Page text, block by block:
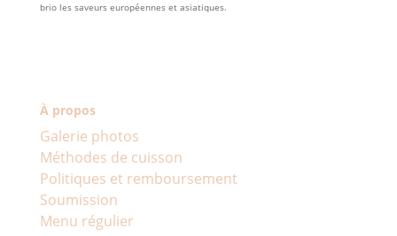
brio les saveurs européennes et asiatiques.
À propos
Galerie photos
Méthodes de cuisson
Politiques et remboursement
Soumission
Menu régulier